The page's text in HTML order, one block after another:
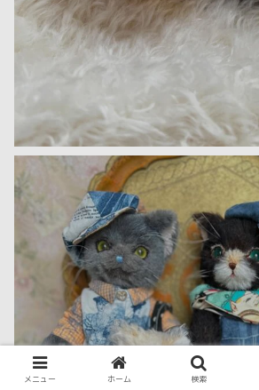
メニュー ホーム 検索